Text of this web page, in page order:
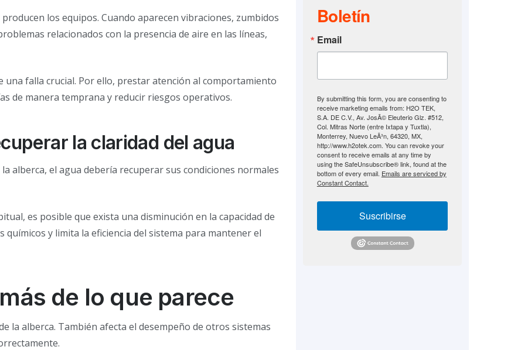
los equipos. Cuando aparecen vibraciones, zumbidos
relacionados con la presencia de aire en las líneas,
falla crucial. Por ello, prestar atención al comportamiento
de manera temprana y reducir riesgos operativos.
la claridad del agua
alberca, el agua debería recuperar sus condiciones normales
es posible que exista una disminución en la capacidad de
y limita la eficiencia del sistema para mantener el
de lo que parece
la alberca. También afecta el desempeño de otros sistemas
Boletín
Email
By submitting this form, you are consenting to
receive marketing emails from: H2O TEK,
S.A. DE C.V., Av. JosÃ© Eleuterio Glz. #512,
Col. Mitras Norte (entre Ixtapa y Tuxtla),
Monterrey, Nuevo LeÃ³n, 64320, MX,
http://www.h2otek.com. You can revoke your
consent to receive emails at any time by
using the SafeUnsubscribe® link, found at the
bottom of every email. Emails are serviced by
Constant Contact.
Suscribirse